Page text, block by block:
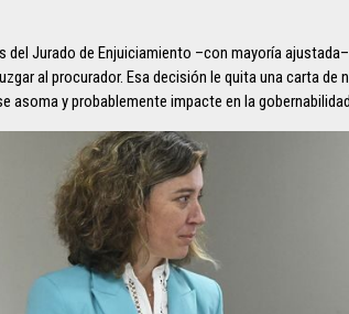
del Jurado de Enjuiciamiento –con mayoría
al procurador. Esa decisión le quita una carta de
asoma y probablemente impacte en la